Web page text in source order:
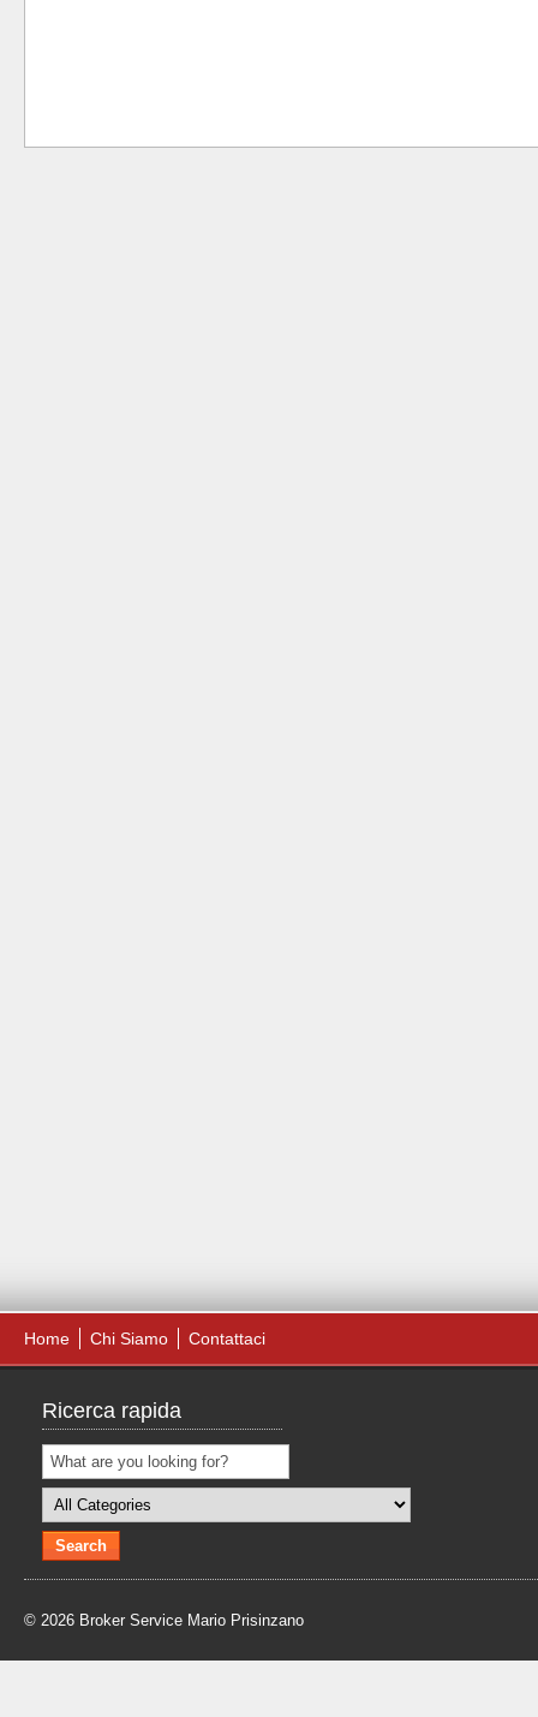
Home Chi Siamo Contattaci
Ricerca rapida
© 2026 Broker Service Mario Prisinzano